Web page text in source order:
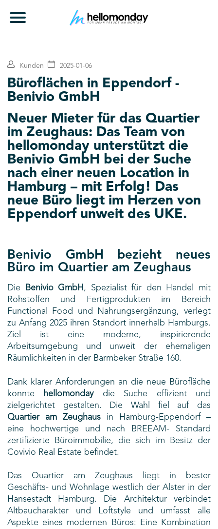
Kunden 2025-01-06
Büroflächen in Eppendorf -
Benivio GmbH
Neuer Mieter für das Quartier
im Zeughaus: Das Team von
hellomonday unterstützt die
Benivio GmbH bei der Suche
nach einer neuen Location in
Hamburg – mit Erfolg! Das
neue Büro liegt im Herzen von
Eppendorf unweit des UKE.
Benivio GmbH bezieht neues
Büro im Quartier am Zeughaus
Die Benivio GmbH , Spezialist für den Handel mit
Rohstoffen und Fertigprodukten im Bereich
Functional Food und Nahrungsergänzung, verlegt
zu Anfang 2025 ihren Standort innerhalb Hamburgs.
Ziel ist eine moderne, inspirierende
Arbeitsumgebung und unweit der ehemaligen
Räumlichkeiten in der Barmbeker Straße 160.
Dank klarer Anforderungen an die neue Bürofläche
konnte
hellomondaydie Suche effizient und
zielgerichtet gestalten. Die Wahl fiel auf das
Quartier am Zeughaus in Hamburg-Eppendorf –
eine hochwertige und nach BREEAM- Standard
zertifizierte Büroimmobilie, die sich im Besitz der
Covivio Real Estate befindet.
Das Quartier am Zeughaus liegt in bester
Geschäfts- und Wohnlage westlich der Alster in der
Hansestadt Hamburg. Die Architektur verbindet
Altbaucharakter und Loftstyle und umfasst alle
Aspekte eines modernen Büros: Eine Kombination